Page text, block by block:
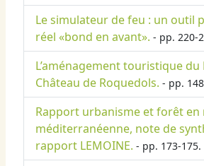
Le simulateur de feu : un outil
réel «bond en avant». - pp. 220-
L’aménagement touristique du
Château de Roquedols. - pp.
Rapport urbanisme et forêt en
méditerranéenne, note de
rapport LEMOINE. - pp. 173-175.